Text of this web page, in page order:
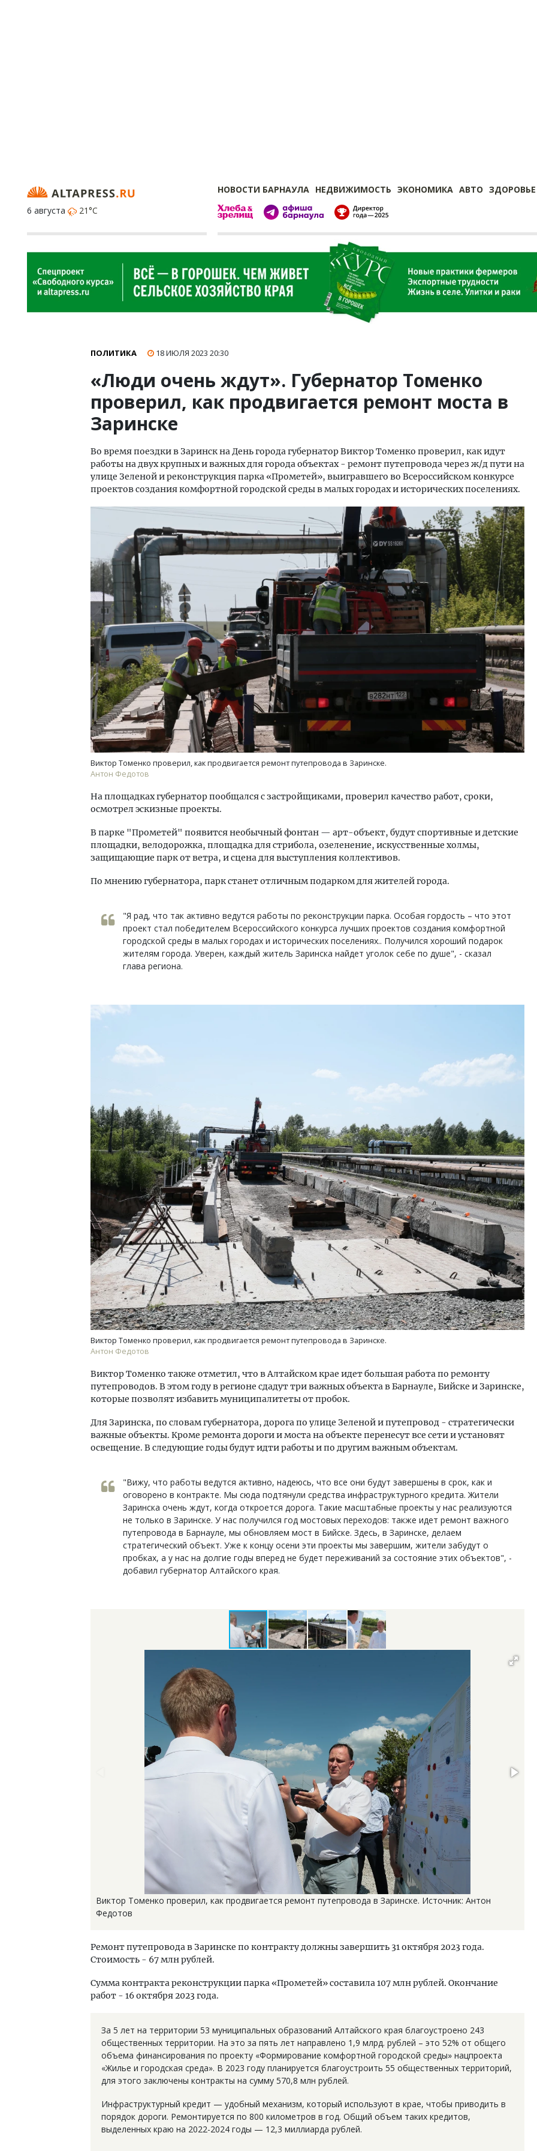
НОВОСТИ БАРНАУЛА НЕДВИЖИМОСТЬ ЭКОНОМИКА АВТО ЗДОРОВЬЕ
6 августа
21°C
ПОЛИТИКА 18 ИЮЛЯ 2023 20:30
«Люди очень ждут». Губернатор Томенко
проверил, как продвигается ремонт моста в
Заринске
Во время поездки в Заринск на День города губернатор Виктор Томенко проверил, как идут
работы на двух крупных и важных для города объектах - ремонт путепровода через ж/д пути на
улице Зеленой и реконструкция парка «Прометей», выигравшего во Всероссийском конкурсе
проектов создания комфортной городской среды в малых городах и исторических поселениях.
Виктор Томенко проверил, как продвигается ремонт путепровода в Заринске.
Антон Федотов
На площадках губернатор пообщался с застройщиками, проверил качество работ, сроки,
осмотрел эскизные проекты.
В парке "Прометей" появится необычный фонтан — арт-объект, будут спортивные и детские
площадки, велодорожка, площадка для стрибола, озеленение, искусственные холмы,
защищающие парк от ветра, и сцена для выступления коллективов.
По мнению губернатора, парк станет отличным подарком для жителей города.
"Я рад, что так активно ведутся работы по реконструкции парка. Особая гордость – что этот
проект стал победителем Всероссийского конкурса лучших проектов создания комфортной
городской среды в малых городах и исторических поселениях.. Получился хороший подарок
жителям города. Уверен, каждый житель Заринска найдет уголок себе по душе", - сказал
глава региона.
Виктор Томенко проверил, как продвигается ремонт путепровода в Заринске.
Антон Федотов
Виктор Томенко также отметил, что в Алтайском крае идет большая работа по ремонту
путепроводов. В этом году в регионе сдадут три важных объекта в Барнауле, Бийске и Заринске,
которые позволят избавить муниципалитеты от пробок.
Для Заринска, по словам губернатора, дорога по улице Зеленой и путепровод - стратегически
важные объекты. Кроме ремонта дороги и моста на объекте перенесут все сети и установят
освещение. В следующие годы будут идти работы и по другим важным объектам.
"Вижу, что работы ведутся активно, надеюсь, что все они будут завершены в срок, как и
оговорено в контракте. Мы сюда подтянули средства инфраструктурного кредита. Жители
Заринска очень ждут, когда откроется дорога. Такие масштабные проекты у нас реализуются
не только в Заринске. У нас получился год мостовых переходов: также идет ремонт важного
путепровода в Барнауле, мы обновляем мост в Бийске. Здесь, в Заринске, делаем
стратегический объект. Уже к концу осени эти проекты мы завершим, жители забудут о
пробках, а у нас на долгие годы вперед не будет переживаний за состояние этих объектов", -
добавил губернатор Алтайского края.
Виктор Томенко проверил, как продвигается ремонт путепровода в Заринске. Источник: Антон
Федотов
Ремонт путепровода в Заринске по контракту должны завершить 31 октября 2023 года.
Стоимость - 67 млн рублей.
Сумма контракта реконструкции парка «Прометей» составила 107 млн рублей. Окончание
работ - 16 октября 2023 года.
За 5 лет на территории 53 муниципальных образований Алтайского края благоустроено 243
общественных территории. На это за пять лет направлено 1,9 млрд. рублей – это 52% от общего
объема финансирования по проекту «Формирование комфортной городской среды» нацпроекта
«Жилье и городская среда». В 2023 году планируется благоустроить 55 общественных территорий,
для этого заключены контракты на сумму 570,8 млн рублей.
Инфраструктурный кредит — удобный механизм, который используют в крае, чтобы приводить в
порядок дороги. Ремонтируется по 800 километров в год. Общий объем таких кредитов,
выделенных краю на 2022-2024 годы — 12,3 миллиарда рублей.
Двухуровневые номера и вид на горы.
Каким будет новый апарт-отель
«Белкур» в Белокурихе
ДОМА И КВАРТИРЫ
Смелость архитектурных идей.
Генеральный директор компании
ЗИАС — об эстетике городов,
трендах в фасадах и развитии рынка
СТРОИТЕЛЬСТВО
Архитектурный код
земли. Мощение
плитами становится
стандартом
СТРОИТЕЛЬСТВО